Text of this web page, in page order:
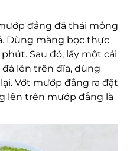
đắng đã thái mỏng
Dùng màng bọc thực
Sau đó, lấy một cái
lên trên đĩa, dùng
Vớt mướp đắng ra đặt
lên trên mướp đắng là